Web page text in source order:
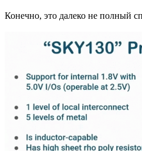
Конечно, это далеко не полный